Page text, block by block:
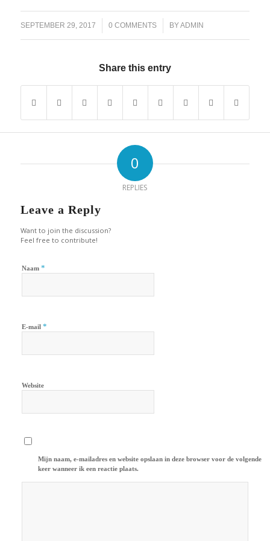
SEPTEMBER 29, 2017
/ 0 COMMENTS
/ BYADMIN
Share this entry
0
REPLIES
Leave a Reply
Want to join the discussion?
Feel free to contribute!
Naam *
E-mail *
Website
Mijn naam, e-mailadres en website opslaan in deze browser voor de volgende
keer wanneer ik een reactie plaats.